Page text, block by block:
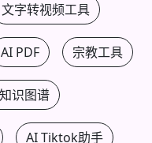
文字转视频工具
AI PDF 宗教工具
识图谱
AI Tiktok助手